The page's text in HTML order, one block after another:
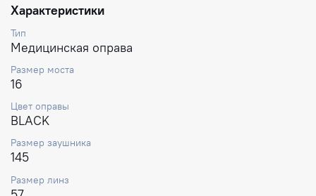
Характеристики
Тип
Медицинская оправа
Размер моста
16
Цвет оправы
BLACK
Размер заушника
145
Размер линз